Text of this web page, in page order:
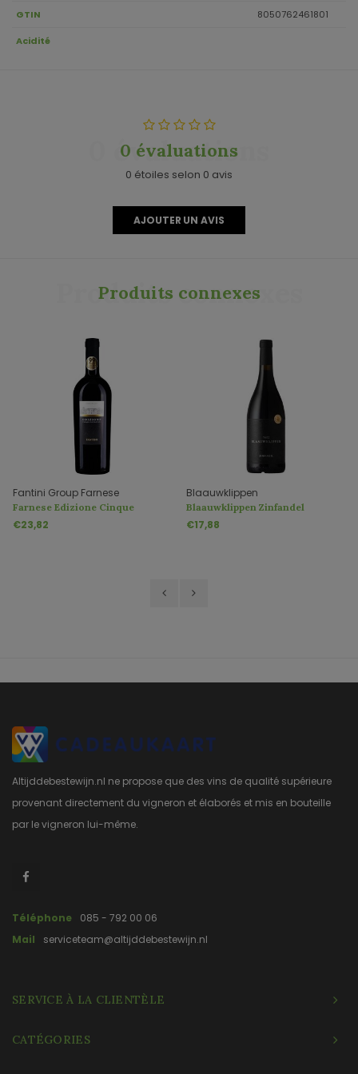
GTIN 8050762461801
Acidité
0 évaluations
0 évaluations
0 étoiles selon 0 avis
AJOUTER UN AVIS
Produits connexes
Produits connexes
Fantini Group Farnese
Farnese Edizione Cinque
Autoctoni VDT
€23,82
Blaauwklippen
Blaauwklippen Zinfandel
€17,88
Altijddebestewijn.nl ne propose que des vins de qualité supérieure
provenant directement du vigneron et élaborés et mis en bouteille
par le vigneron lui-même.
Téléphone
085 - 792 00 06
Mail
serviceteam@altijddebestewijn.nl
SERVICE À LA CLIENTÈLE
CATÉGORIES